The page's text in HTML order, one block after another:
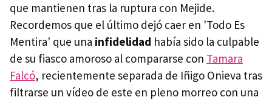
que mantienen tras la ruptura con Mejide.
Recordemos que el último dejó caer en 'Todo Es
Mentira' que una infidelidad había sido la culpable
de su fiasco amoroso al compararse con Tamara
Falcó, recientemente separada de Iñigo Onieva tras
filtrarse un vídeo de este en pleno morreo con una